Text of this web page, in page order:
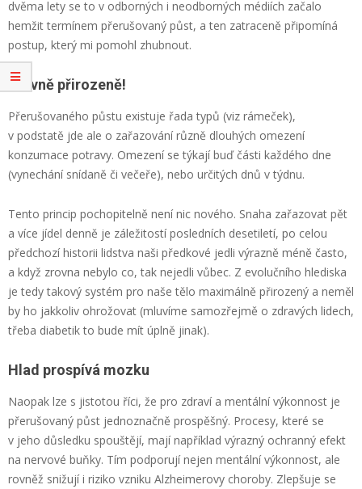
dvěma lety se to v odborných i neodborných médiích začalo
hemžit termínem přerušovaný půst, a ten zatraceně připomíná
postup, který mi pomohl zhubnout.
Hlavně přirozeně!
Přerušovaného půstu existuje řada typů (viz rámeček),
v podstatě jde ale o zařazování různě dlouhých omezení
konzumace potravy. Omezení se týkají buď části každého dne
(vynechání snídaně či večeře), nebo určitých dnů v týdnu.
Tento princip pochopitelně není nic nového. Snaha zařazovat pět
a více jídel denně je záležitostí posledních desetiletí, po celou
předchozí historii lidstva naši předkové jedli výrazně méně často,
a když zrovna nebylo co, tak nejedli vůbec. Z evolučního hlediska
je tedy takový systém pro naše tělo maximálně přirozený a neměl
by ho jakkoliv ohrožovat (mluvíme samozřejmě o zdravých lidech,
třeba diabetik to bude mít úplně jinak).
Hlad prospívá mozku
Naopak lze s jistotou říci, že pro zdraví a mentální výkonnost je
přerušovaný půst jednoznačně prospěšný. Procesy, které se
v jeho důsledku spouštějí, mají například výrazný ochranný efekt
na nervové buňky. Tím podporují nejen mentální výkonnost, ale
rovněž snižují i riziko vzniku Alzheimerovy choroby. Zlepšuje se